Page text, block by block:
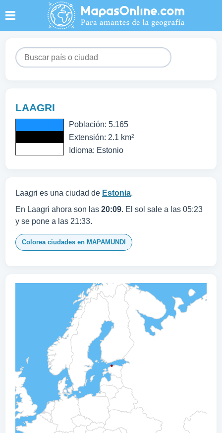
LAAGRI
Población: 5.165
Extensión: 2.1 km²
Idioma: Estonio
Laagri es una ciudad de Estonia.
En Laagri ahora son las 20:09. El sol sale a las 05:23
y se pone a las 21:33.
Colorea ciudades en MAPAMUNDI